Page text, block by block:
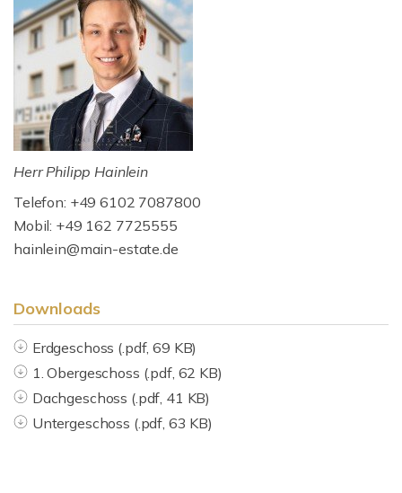
Herr Philipp Hainlein
Telefon: +49 6102 7087800
Mobil: +49 162 7725555
hainlein@main-estate.de
Downloads
Erdgeschoss (.pdf, 69 KB)
1. Obergeschoss (.pdf, 62 KB)
Dachgeschoss (.pdf, 41 KB)
Untergeschoss (.pdf, 63 KB)